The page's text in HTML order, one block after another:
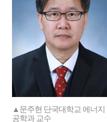
▲문주현 단국대학교 에너지
공학과 교수